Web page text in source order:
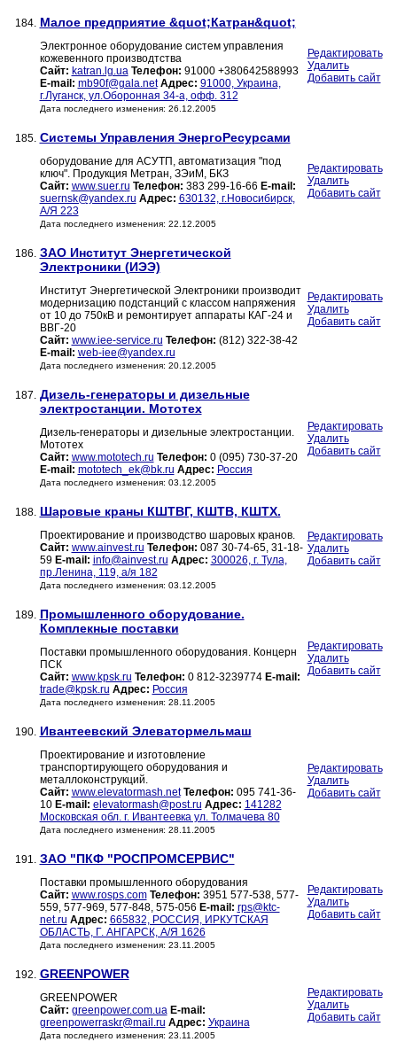
184. Малое предприятие &quot;Катран&quot;
Электронное оборудование систем управления
кожевенного производтства
Сайт: katran.lg.ua Телефон: 91000 +380642588993
E-mail: mb90f@gala.net Адрес: 91000, Украина,
г.Луганск, ул.Оборонная 34-а, офф. 312
Дата последнего изменения: 26.12.2005
Редактировать
Удалить
Добавить сайт
185. Системы Управления ЭнергоРесурсами
оборудование для АСУТП, автоматизация "под
ключ". Продукция Метран, ЗЭиМ, БКЗ
Сайт: www.suer.ru Телефон: 383 299-16-66 E-mail:
suernsk@yandex.ru Адрес: 630132, г.Новосибирск,
А/Я 223
Дата последнего изменения: 22.12.2005
Редактировать
Удалить
Добавить сайт
186. ЗАО Институт Энергетической
Электроники (ИЭЭ)
Институт Энергетической Электроники производит
модернизацию подстанций с классом напряжения
от 10 до 750кВ и ремонтирует аппараты КАГ-24 и
ВВГ-20
Сайт: www.iee-service.ru Телефон: (812) 322-38-42
E-mail: web-iee@yandex.ru
Дата последнего изменения: 20.12.2005
Редактировать
Удалить
Добавить сайт
187. Дизель-генераторы и дизельные
электростанции. Мототех
Дизель-генераторы и дизельные электростанции.
Мототех
Сайт: www.mototech.ru Телефон: 0 (095) 730-37-20
E-mail: mototech_ek@bk.ru Адрес: Россия
Дата последнего изменения: 03.12.2005
Редактировать
Удалить
Добавить сайт
188. Шаровые краны КШТВГ, КШТВ, КШТХ.
Проектирование и производство шаровых кранов.
Сайт: www.ainvest.ru Телефон: 087 30-74-65, 31-18-
59 E-mail: info@ainvest.ru Адрес: 300026, г. Тула,
пр.Ленина, 119, а/я 182
Дата последнего изменения: 03.12.2005
Редактировать
Удалить
Добавить сайт
189. Промышленного оборудование.
Комплекные поставки
Поставки промышленного оборудования. Концерн
ПСК
Сайт: www.kpsk.ru Телефон: 0 812-3239774 E-mail:
trade@kpsk.ru Адрес: Россия
Дата последнего изменения: 28.11.2005
Редактировать
Удалить
Добавить сайт
190. Ивантеевский Элеватормельмаш
Проектирование и изготовление
транспортирующего оборудования и
металлоконструкций.
Сайт: www.elevatormash.net Телефон: 095 741-36-
10 E-mail: elevatormash@post.ru Адрес: 141282
Московская обл. г. Ивантеевка ул. Толмачева 80
Дата последнего изменения: 28.11.2005
Редактировать
Удалить
Добавить сайт
191. ЗАО "ПКФ "РОСПРОМСЕРВИС"
Поставки промышленного оборудования
Сайт: www.rosps.com Телефон: 3951 577-538, 577-
559, 577-969, 577-848, 575-056 E-mail: rps@ktc-
net.ru Адрес: 665832, РОССИЯ, ИРКУТСКАЯ
ОБЛАСТЬ, Г. АНГАРСК, А/Я 1626
Дата последнего изменения: 23.11.2005
Редактировать
Удалить
Добавить сайт
192. GREENPOWER
GREENPOWER
Сайт: greenpower.com.ua E-mail:
greenpowerraskr@mail.ru Адрес: Украина
Дата последнего изменения: 23.11.2005
Редактировать
Удалить
Добавить сайт